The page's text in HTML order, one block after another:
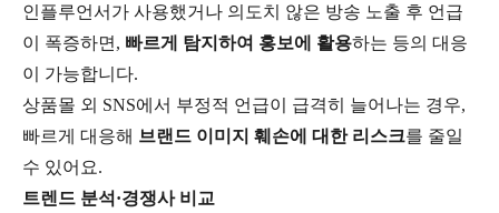
인플루언서가 사용했거나 의도치 않은 방송 노출 후 언급
이 폭증하면, 빠르게 탐지하여 홍보에 활용하는 등의 대응
이 가능합니다.
상품몰 외 SNS에서 부정적 언급이 급격히 늘어나는 경우,
빠르게 대응해 브랜드 이미지 훼손에 대한 리스크를 줄일
수 있어요.
트렌드 분석·경쟁사 비교